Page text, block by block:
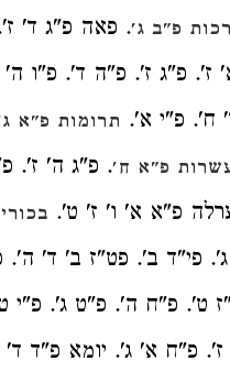
פ"ב ג'. פאה פ"ג ד'
ז'. פ"ג ז'. פ"ה ד'. פ"ו
ח'. פ"י א'. תרומות פ"א
פ"א ח'. פ"ג ה' ז'.
פ"א א' ו' ז' ט'.
פי"ד ב'. פט"ז ב' ד' ה'.
ט'. פ"ח ה'. פ"ט ג'. פ"י
ז'. פ"ח א' ג'. יומא פ"ד